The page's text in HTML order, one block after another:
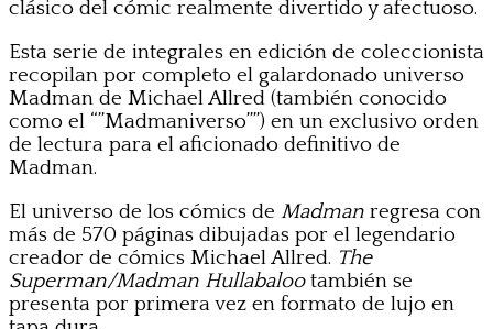
clásico del cómic realmente divertido y afectuoso.
Esta serie de integrales en edición de coleccionista
recopilan por completo el galardonado universo
Madman de Michael Allred (también conocido
como el “”Madmaniverso””) en un exclusivo orden
de lectura para el aficionado definitivo de
Madman.
El universo de los cómics de Madman regresa con
más de 570 páginas dibujadas por el legendario
creador de cómics Michael Allred. The
Superman/Madman Hullabalootambién se
presenta por primera vez en formato de lujo en